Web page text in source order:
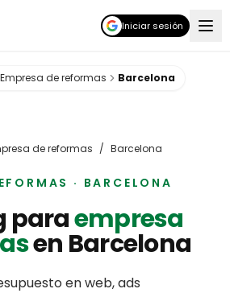
Iniciar sesión
Empresa de reformas Barcelona
de reformas / Barcelona
· BARCELONA
paraempresa
en Barcelona
en web, ads